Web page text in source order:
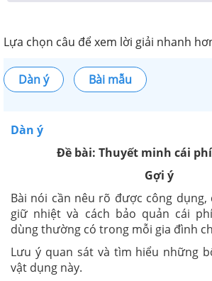
Lựa chọn câu để xem lời giải nhanh
Dàn ý Bài mẫu
Dàn ý
Đề bài: Thuyết minh cái
Gợi ý
Bài nói cần nêu rõ được công dụng,
giữ nhiệt và cách bảo quản cái
dùng thường có trong mỗi gia đình
Lưu ý quan sát và tìm hiểu những
vật dụng này.